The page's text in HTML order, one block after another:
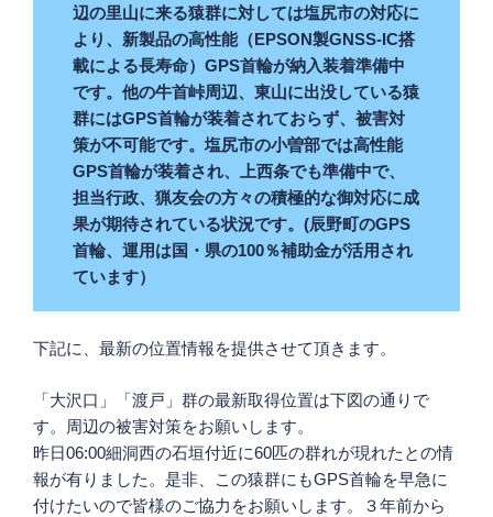
辺の里山に来る猿群に対しては塩尻市の対応に
より、新製品の高性能（EPSON製GNSS-IC搭
載による長寿命）GPS首輪が納入装着準備中
です。 他の牛首峠周辺、東山に出没している猿
群にはGPS首輪が装着されておらず、被害対
策が不可能です。塩尻市の小曽部では高性能
GPS首輪が装着され、上西条でも準備中で、
担当行政、猟友会の方々の積極的な御対応に成
果が期待されている状況です。(辰野町のGPS
首輪、運用は国・県の100％補助金が活用され
ています）
下記に、最新の位置情報を提供させて頂きます。
「大沢口」「渡戸」群の最新取得位置は下図の通りで
す。周辺の被害対策をお願いします。
昨日06:00細洞西の石垣付近に60匹の群れが現れたとの情
報が有りました。是非、この猿群にもGPS首輪を早急に
付けたいので皆様のご協力をお願いします。３年前から